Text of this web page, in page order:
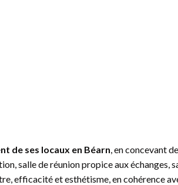
de ses locaux en Béarn, en concevant
salle de réunion propice aux échanges,
efficacité et esthétisme, en cohérence